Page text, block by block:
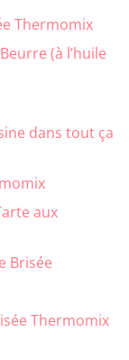
Thermomix
(à l’huile
dans tout ça
aux
Brisée
Thermomix